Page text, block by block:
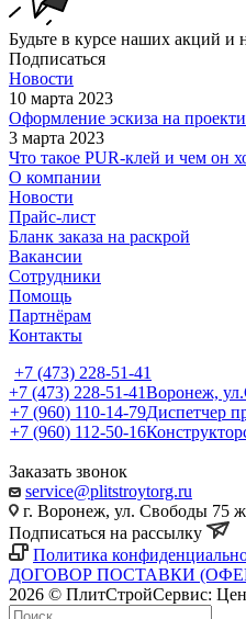
Будьте в курсе наших акций и
Подписаться
Новости
10 марта 2023
Оформление эскиза на
3 марта 2023
Что такое PUR-клей и чем он
О компании
Новости
Прайс-лист
Бланк заказа на раскрой
Вакансии
Сотрудники
Помощь
Партнёрам
Контакты
+7 (473) 228-51-41
+7 (473) 228-51-41Воронеж,
+7 (960) 110-14-79Диспетчер
+7 (960) 112-50-16
Заказать звонок
service@plitstroytorg.ru
г. Воронеж, ул. Свободы 75 ж
Подписаться на рассылку
Политика
ДОГОВОР ПОСТАВКИ
2026 © ПлитСтройСервис: